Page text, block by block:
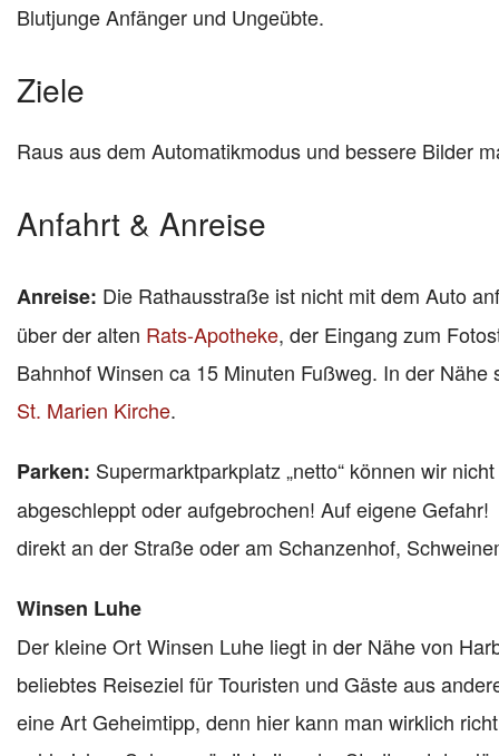
Blutjunge Anfänger und Ungeübte.
Ziele
Raus aus dem Automatikmodus und bessere Bilder
Anfahrt & Anreise
Anreise: Die Rathausstraße ist nicht mit dem Auto
über der alten Rats-Apotheke, der Eingang zum
Bahnhof Winsen ca 15 Minuten Fußweg. In der
St. Marien Kirche.
Parken: Supermarktparkplatz „netto“ können wir
abgeschleppt oder aufgebrochen! Auf eigene
direkt an der Straße oder am Schanzenhof,
Winsen Luhe
Der kleine Ort Winsen Luhe liegt in der Nähe von
beliebtes Reiseziel für Touristen und Gäste aus
eine Art Geheimtipp, denn hier kann man wirklich